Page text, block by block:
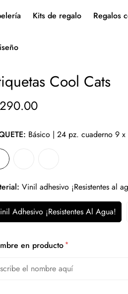
Kits de regalo Regalos
Cool Cats
Básico | 24 pz. cuaderno 9
Vinil adhesivo ¡Resistentes al
Adhesivo ¡Resistentes Al Agua!
en producto *